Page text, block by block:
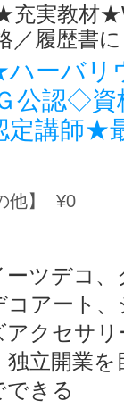
充実教材
／履歴書
ハーバ
公認◇
定講師★
他】 ¥0
ーツデコ
コアート
クセサリ
立開業を
できる